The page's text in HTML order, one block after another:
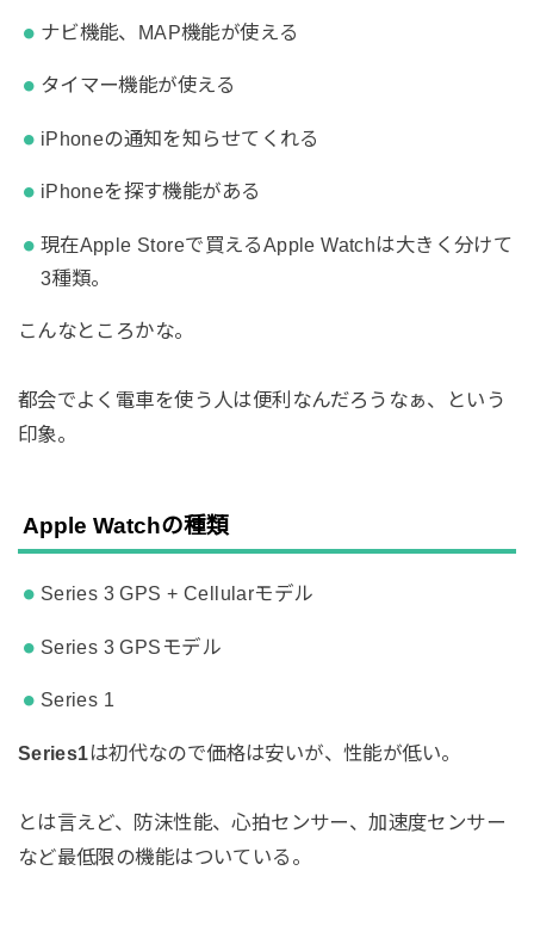
ナビ機能、MAP機能が使える
タイマー機能が使える
iPhoneの通知を知らせてくれる
iPhoneを探す機能がある
現在Apple Storeで買えるApple Watchは大きく分けて
3種類。
こんなところかな。
都会でよく電車を使う人は便利なんだろうなぁ、という
印象。
Apple Watchの種類
Series 3 GPS + Cellularモデル
Series 3 GPSモデル
Series 1
Series1は初代なので価格は安いが、性能が低い。
とは言えど、防沫性能、心拍センサー、加速度センサー
など最低限の機能はついている。